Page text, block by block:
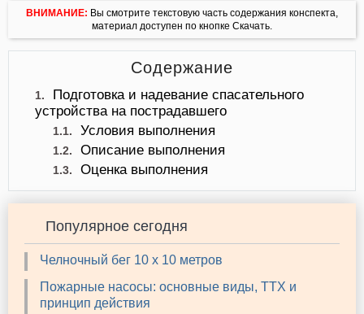
ВНИМАНИЕ: Вы смотрите текстовую часть содержания конспекта,
материал доступен по кнопке Скачать.
Содержание
1.
Подготовка и надевание спасательного
устройства на пострадавшего
1.1. Условия выполнения
1.2. Описание выполнения
1.3. Оценка выполнения
Популярное сегодня
Челночный бег 10 х 10 метров
Пожарные насосы: основные виды, ТТХ и
принцип действия